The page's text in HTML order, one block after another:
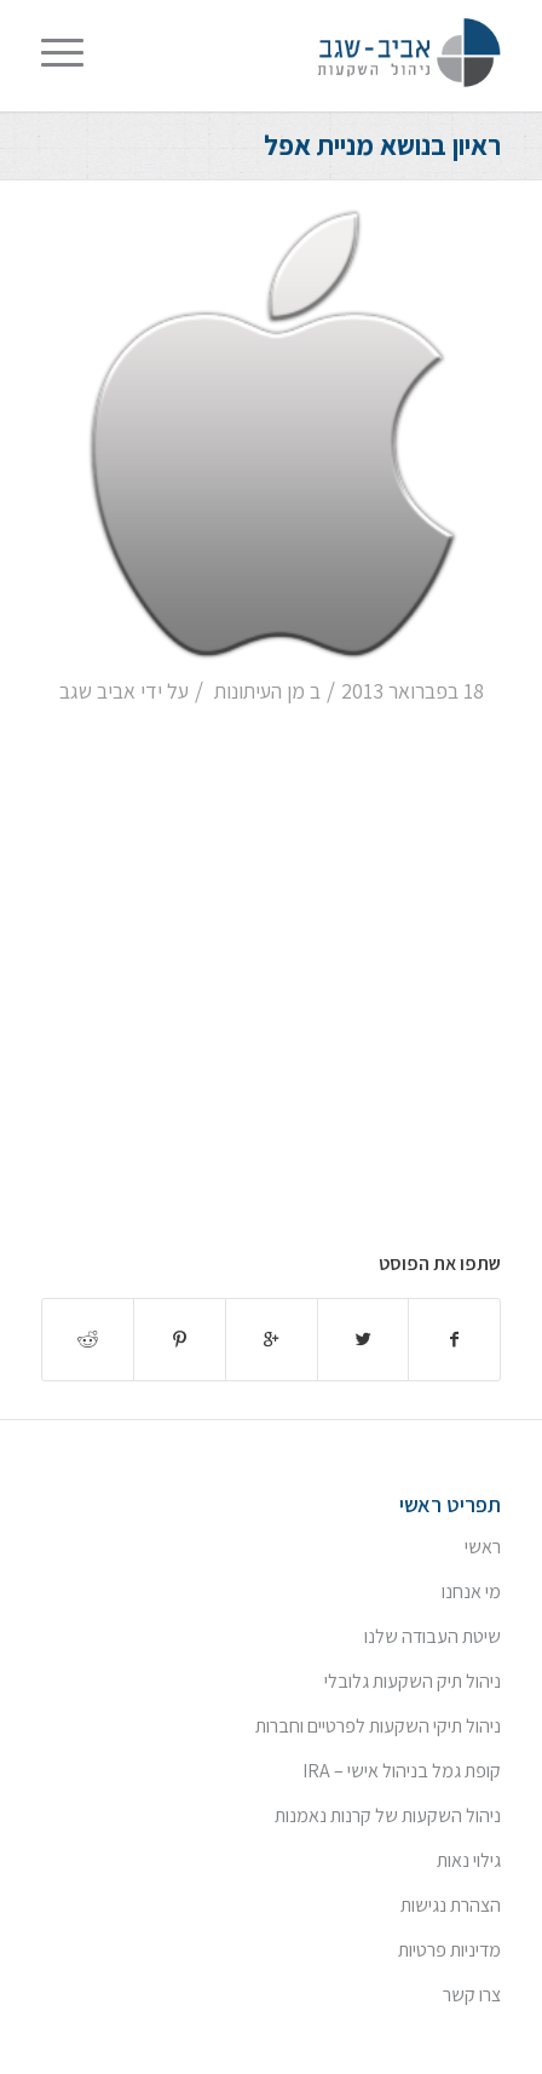
ראיון בנושא מניית אפל
18 בפברואר 2013 / ב מן העיתונות / על ידי אביב שגב
שתפו את הפוסט
תפריט ראשי
ראשי
מי אנחנו
שיטת העבודה שלנו
ניהול תיק השקעות גלובלי
ניהול תיקי השקעות לפרטיים וחברות
קופת גמל בניהול אישי – IRA
ניהול השקעות של קרנות נאמנות
גילוי נאות
הצהרת נגישות
מדיניות פרטיות
צרו קשר